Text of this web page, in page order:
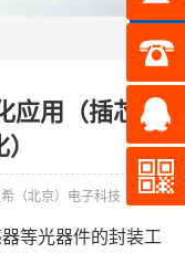
搜索
应用（插芯内
（北京）电子科技
等光器件的封装工